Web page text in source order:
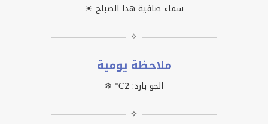
سماء صافية هذا الصباح ☀
✧
ملاحظة يومية
الجو بارد: 2℃ ❄
✧